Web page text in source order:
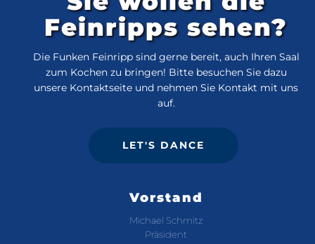
Feinripps sehen?
Die Funken Feinripp sind gerne bereit, auch Ihren Saal
zum Kochen zu bringen! Bitte besuchen Sie dazu
unsere Kontaktseite und nehmen Sie Kontakt mit uns
auf.
LET'S DANCE
Vorstand
Michael Schmitz
Präsident